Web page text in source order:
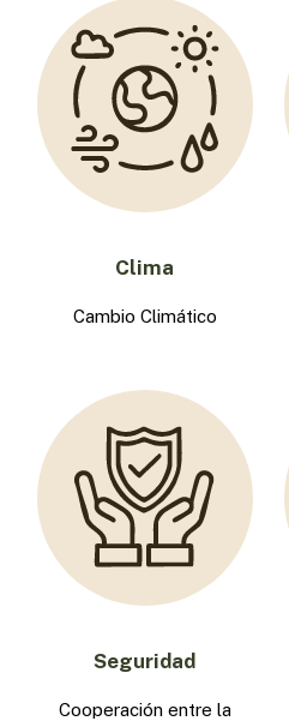
Clima
Cambio Climático
Seguridad
Cooperación entre la